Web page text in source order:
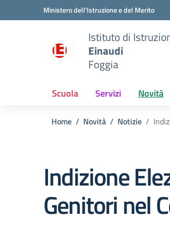
Vai ai contenuti
Vai al menu di navigazioneMinistero dell'Istruzione e del Merito
Istituto di
Einaudi
Foggia
Scuola Servizi Novità
Home Novità Notizie
Indizione
Genitori nel